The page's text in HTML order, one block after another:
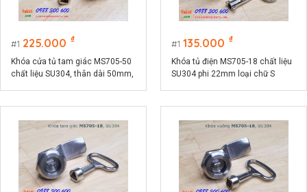
1 225.000 ₫
Khóa cửa tủ tam giác MS705-50
chất liệu SU304, thân dài 50mm,
1 135.000 ₫
Khóa tủ điện MS705-18 chất liệu
SU304 phi 22mm loại chữ S